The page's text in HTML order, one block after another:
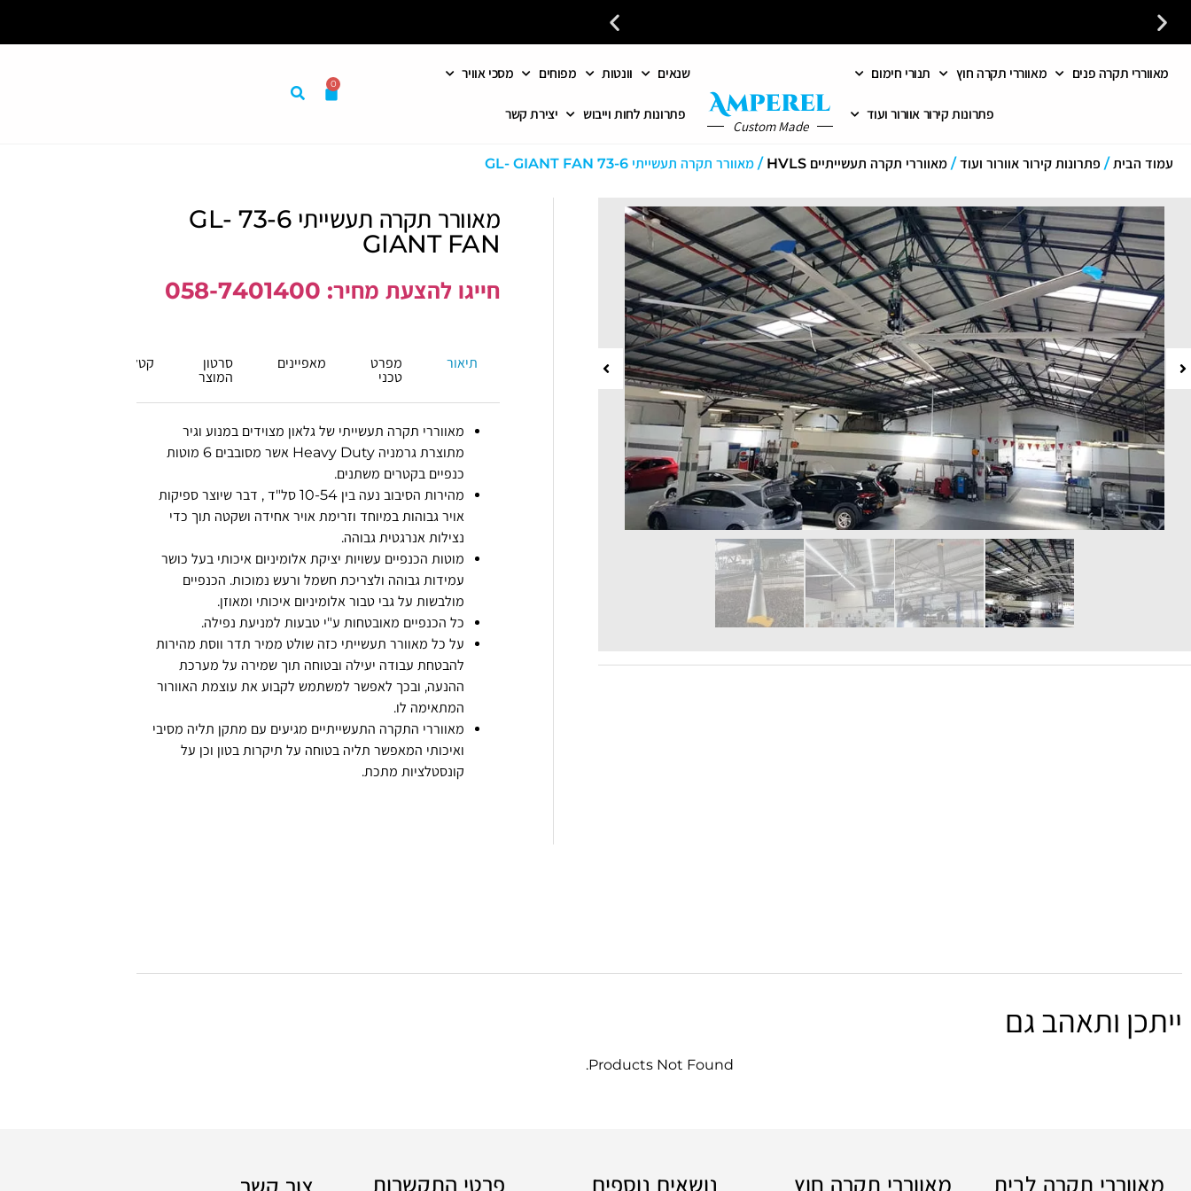
לקבלת ייעוץ חינם חייגו עכשיו - 058-7401300 כל פתרונות האוורור והחימום במקום אחד לבית לעסק ולמשרד
מאווררי תקרה פנים מאווררי תקרה חוץ תנורי חימום
פתרונות קירור אוורור ועוד
Custom Made
שנאים וונטות מפוחים מסכי אוויר
פתרונות לחות וייבוש יצירת קשר
0
עמוד הבית/ פתרונות קירור אוורור ועוד/ מאווררי תקרה תעשייתיים HVLS / מאוורר תקרה תעשייתי 73-6 GL- GIANT FAN
מאוורר תקרה תעשייתי 73-6 GL-
GIANT FAN
חייגו להצעת מחיר: 058-7401400
תיאור
מפרט
טכני
מאפיינים
סרטון
המוצר
קטלוג
מאווררי תקרה תעשייתי של גלאון מצוידים במנוע וגיר
מתוצרת גרמניה Heavy Duty אשר מסובבים 6 מוטות
כנפיים בקטרים משתנים.
מהירות הסיבוב נעה בין 10-54 סל"ד , דבר שיוצר ספיקות
אויר גבוהות במיוחד וזרימת אויר אחידה ושקטה תוך כדי
נצילות אנרגטית גבוהה.
מוטות הכנפיים עשויות יציקת אלומיניום איכותי בעל כושר
עמידות גבוהה ולצריכת חשמל ורעש נמוכות. הכנפיים
מולבשות על גבי טבור אלומיניום איכותי ומאוזן.
כל הכנפיים מאובטחות ע"י טבעות למניעת נפילה.
על כל מאוורר תעשייתי כזה שולט ממיר תדר ווסת מהירות
להבטחת עבודה יעילה ובטוחה תוך שמירה על מערכת
ההנעה, ובכך לאפשר למשתמש לקבוע את עוצמת האוורור
המתאימה לו.
מאווררי התקרה התעשייתיים מגיעים עם מתקן תליה מסיבי
ואיכותי המאפשר תליה בטוחה על תיקרות בטון וכן על
קונסטלציות מתכת.
ייתכן ותאהב גם
Products Not Found.
מאווררי תקרה לבית מאווררי תקרה חוץ נושאים נוספים פרטי התקשרות